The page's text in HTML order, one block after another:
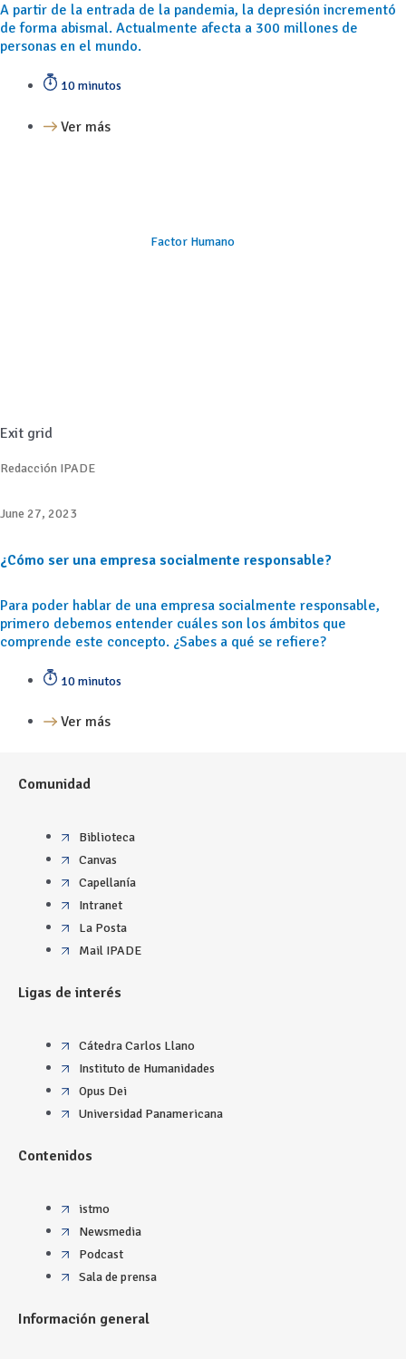
A partir de la entrada de la pandemia, la depresión incrementó
de forma abismal. Actualmente afecta a 300 millones de
personas en el mundo.
10 minutos
Ver más
Factor Humano
Exit grid
Redacción IPADE
June 27, 2023
¿Cómo ser una empresa socialmente responsable?
Para poder hablar de una empresa socialmente responsable,
primero debemos entender cuáles son los ámbitos que
comprende este concepto. ¿Sabes a qué se refiere?
10 minutos
Ver más
Comunidad
Biblioteca
Canvas
Capellanía
Intranet
La Posta
Mail IPADE
Ligas de interés
Cátedra Carlos Llano
Instituto de Humanidades
Opus Dei
Universidad Panamericana
Contenidos
istmo
Newsmedia
Podcast
Sala de prensa
Información general